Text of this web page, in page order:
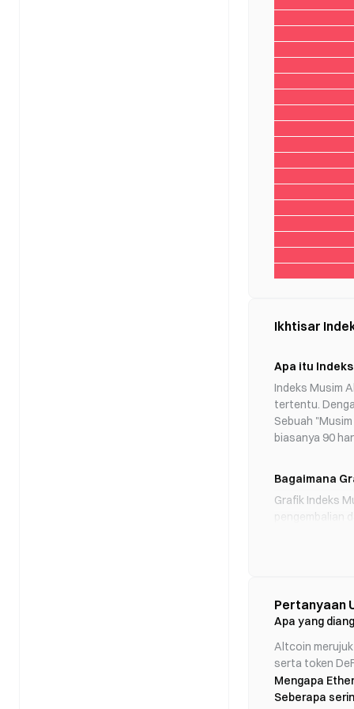
Ikhtisar
Apa itu
Indeks Musim
tertentu.
Sebuah
biasanya 90
Bagaimana
Grafik Indeks
4. Hitung
5. Konversi
Cara
Skor Indikator
- 0–25: Musim
Pertanyaan
Apa yang
Altcoin
serta token
Mengapa
Seberapa